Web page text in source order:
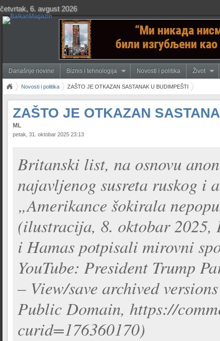
četvrtak, 6. avgust 2026
Današnje novine Biznis i tehnologija Novosti i politika Život
Novosti i politika ZAŠTO JE OTKAZAN SASTANAK U BUDIMPEŠTI
ZAŠTO JE OTKAZAN
ML
petak, 31. oktobar 2025 23:13
Britanski list, na osnovu
najavljenog susreta ruskog i
„Amerikance šokirala
(ilustracija, 8. oktobar 2025,
i Hamas potpisali mirovni
YouTube: President Trump
– View/save archived
Public Domain, https://
curid=176360170)